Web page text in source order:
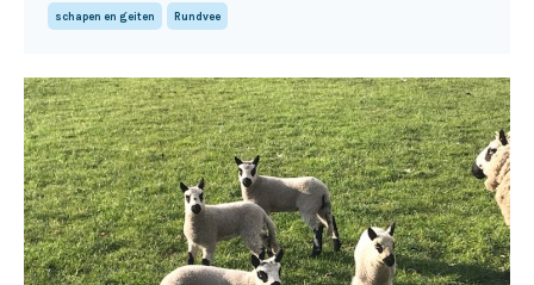
schapen en geiten Rundvee